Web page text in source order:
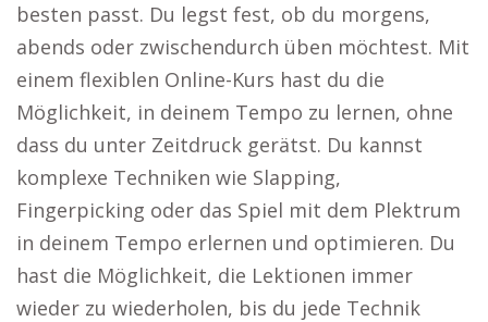
besten passt. Du legst fest, ob du morgens,
abends oder zwischendurch üben möchtest. Mit
einem flexiblen Online-Kurs hast du die
Möglichkeit, in deinem Tempo zu lernen, ohne
dass du unter Zeitdruck gerätst. Du kannst
komplexe Techniken wie Slapping,
Fingerpicking oder das Spiel mit dem Plektrum
in deinem Tempo erlernen und optimieren. Du
hast die Möglichkeit, die Lektionen immer
wieder zu wiederholen, bis du jede Technik